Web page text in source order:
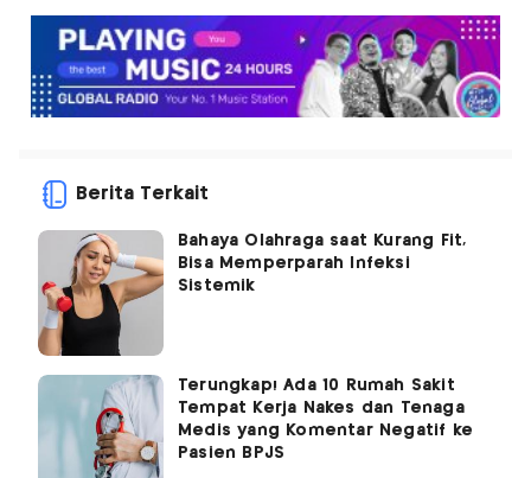
Berita Terkait
Bahaya Olahraga saat Kurang Fit,
Bisa Memperparah Infeksi
Sistemik
Terungkap! Ada 10 Rumah Sakit
Tempat Kerja Nakes dan Tenaga
Medis yang Komentar Negatif ke
Pasien BPJS